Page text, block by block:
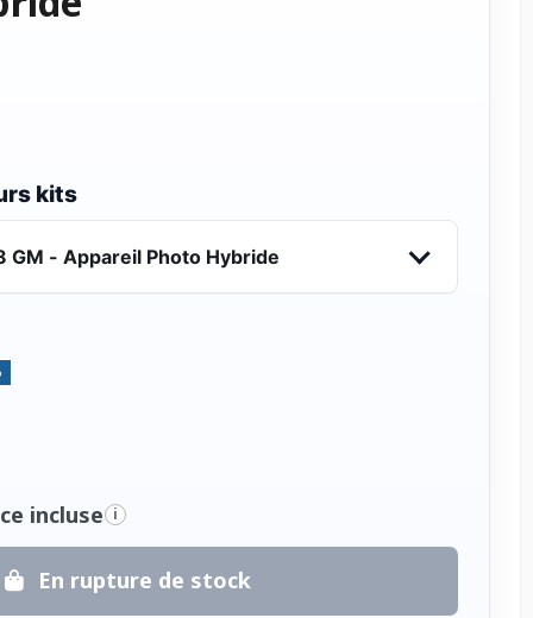
kits
GM - Appareil Photo Hybride
incluse i
En rupture de stock